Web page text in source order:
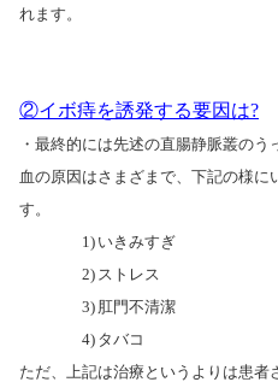
れます。
②イボ痔を誘発する要因は?
・最終的には先述の直腸静脈叢の
血の原因はさまざまで、下記の様に
す。
1) いきみすぎ
2) ストレス
3) 肛門不清潔
4) タバコ
ただ、上記は治療というよりは患者